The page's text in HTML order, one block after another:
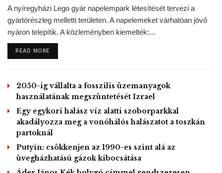
megvalósítani.
A környezetvédelmi tárca eddigi négyzetméterenkénti 500
koronáról (6750 forint) 800 koronára (10 800 forint) emeli a
városi „zöldtetős” projektek támogatását – közölte a
MA / MTI
Tags: Csehország Moldva
Rendkívüli szárazság
A nyíregyházi Lego gyár napelempark létesítését tervezi a
gyártórészleg melletti területen. A napelemeket várhatóan jövő
nyáron telepítik. A közleményben kiemelték:...
READ MOREDETAILS
2050-ig vállalta a fosszilis üzemanyagok
használatának megszüntetését Izrael
Egy egykori halász víz alatti szoborparkkal
akadályozza meg a vonóhálós halászatot a toszkán
partoknál
Putyin: csökkenjen az 1990-es szint alá az
üvegházhatású gázok kibocsátása